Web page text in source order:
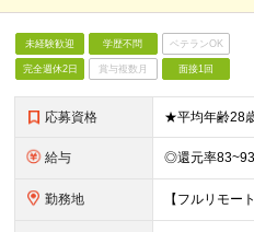
未経験歓迎 学歴不問 ベテランOK
完全週休2日 賞与複数月 面接1回
応募資格
給与
勤務地